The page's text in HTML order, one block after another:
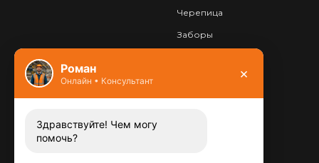
Черепица
Заборы
Контакты
Заказать звонок
Роман
Онлайн • Консультант ×
Здравствуйте! Чем могу
помочь?